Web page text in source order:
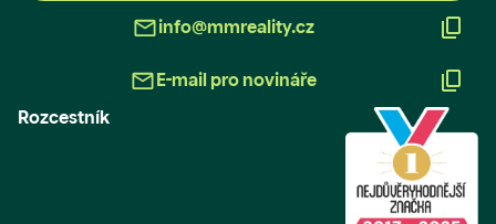
info@mmreality.cz
E-mail pro novináře
Rozcestník